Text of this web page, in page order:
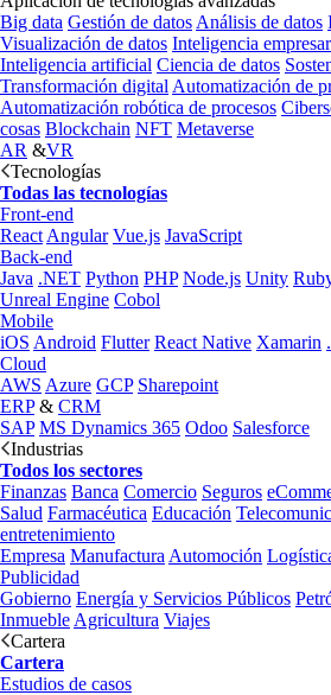
Big data Gestión de datos Análisis de datos
Visualización de datos Inteligencia
Inteligencia artificial Ciencia de datos
Transformación digital Automatización de
Automatización robótica de procesos
cosas Blockchain NFT Metaverse
AR &VR
Tecnologías
Todas las tecnologías
Front-end
React Angular Vue.js JavaScript
Back-end
Java .NET Python PHP Node.js Unity
Unreal Engine Cobol
Mobile
iOS Android Flutter React Native Xamarin
Cloud
AWS Azure GCP Sharepoint
ERP& CRM
SAP MS Dynamics 365 Odoo Salesforce
Industrias
Todos los sectores
Finanzas Banca Comercio Seguros
Salud Farmacéutica Educación
entretenimiento
Empresa Manufactura Automoción
Publicidad
Gobierno Energía y Servicios Públicos
Inmueble Agricultura Viajes
Cartera
Cartera
Estudios de casos